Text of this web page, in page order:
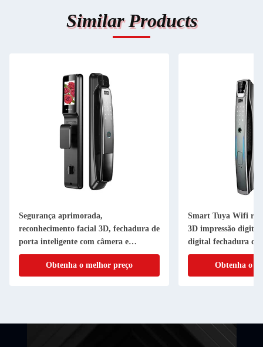
Similar Products
Segurança aprimorada,
reconhecimento facial 3D, fechadura de
porta inteligente com câmera e
conectividade Wi-Fi
Obtenha o melhor preço
Smart Tuya Wifi
3D impressão digital
digital fechadura de
para porta de aço
Obtenha o